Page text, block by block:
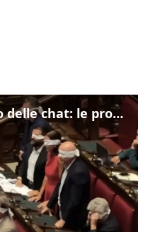
Delmastro, negato l'uso delle chat: le proteste di Avs e M5s